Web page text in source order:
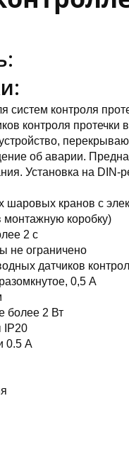
систем контроля
контроля
об аварии.
Установка на DIN-
шаровых кранов с
монтажную коробку)
2 с
не ограничено
датчиков
0,5 А
более 2 Вт
IP20
0.5 А